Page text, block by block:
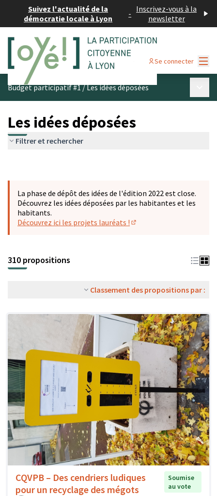
Suivez l'actualité de la
démocratie locale à Lyon
- Inscrivez-vous à la
newsletter
Se connecter
Budget participatif #1/Les idées déposées
Les idées déposées
Filtrer et rechercher
La phase de dépôt des idées de l'édition 2022 est close.
Découvrez les idées déposées par les habitantes et les
habitants.
Découvrez ici les projets lauréats !
310 propositions
Classement des propositions par :
CQVPB – Des cendriers ludiques
pour un recyclage des mégots
Soumise
au vote